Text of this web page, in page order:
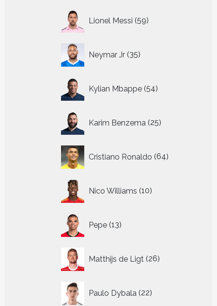
Lionel Messi 59
producten
Neymar Jr 35
producten
Kylian Mbappe 54
producten
Karim Benzema 25
producten
Cristiano Ronaldo 64
producten
Nico Williams 10
producten
Pepe 13
producten
Matthijs de Ligt 26
producten
Paulo Dybala 22
producten